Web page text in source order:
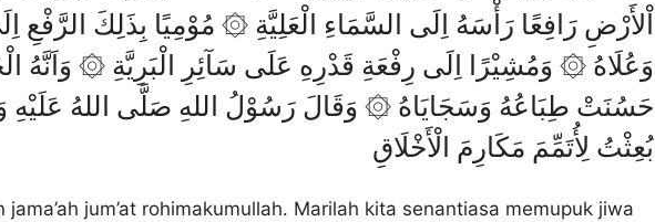
اْلأَرْضِ رَافِعًا رَأْسَهُ اِلَى السَّمَاءِ الْعَلِيَّةِ ۞ مُوْمِيًا بِذَلِكَ الرَّفْعِ
وَعُلَاهُ ۞ وَمُشِيْرًا اِلَى رِفْعَةِ قَدْرِهِ عَلَى سَآئِرِ الْبَرِيَّةِ ۞ وَاَنَّهُ
حَسُنَتْ طِبَاعُهُ وَسَجَايَاهُ ۞ وَقَالَ رَسُوْلُ اللهِ صَلَّى اللهُ عَلَيْهِ
بُعِثْتُ لِأُتَمِّمَ مَكَارِمَ الْأَخْلَاقِ
jama’ah jum’at rohimakumullah. Marilah kita senantiasa memupuk jiwa